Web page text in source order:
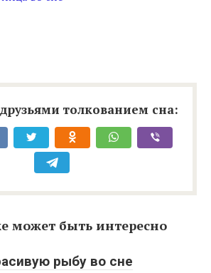
толкованием сна:
может быть интересно
рыбу во сне